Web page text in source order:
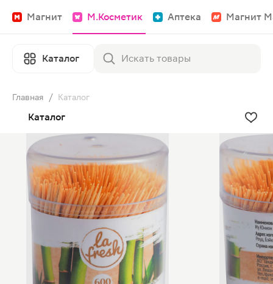
Магнит М.Косметик Аптека Магнит
Каталог
Главная / Каталог
Каталог